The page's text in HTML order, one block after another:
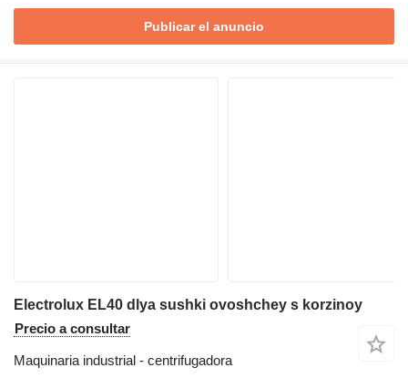
Publicar el anuncio
Electrolux EL40 dlya sushki ovoshchey s korzinoy
Precio a consultar
Maquinaria industrial - centrifugadora